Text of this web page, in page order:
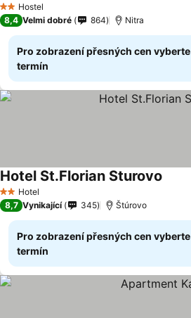
2 Počet hvězdiček
Hostel
8,4 Velmi dobré 864 Nitra
Pro zobrazení přesných cen vyberte
termín
2 Počet hvězdiček
Hotel
Hotel St.Florian Sturovo
8,7 Vynikající 345 Štúrovo
Pro zobrazení přesných cen vyberte
termín